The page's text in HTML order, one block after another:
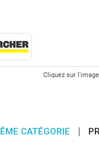
Cliquez sur
CATÉGORIE